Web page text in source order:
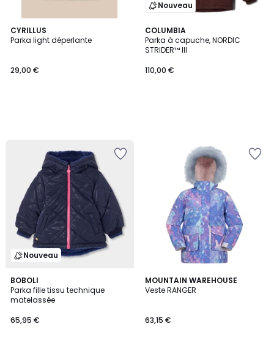
CYRILLUS
Parka light déperlante
29,00 €
Nouveau
COLUMBIA
Parka à capuche, NORDIC
STRIDER™ III
110,00 €
Nouveau
BOBOLI
Parka fille tissu technique
matelassée
65,95 €
MOUNTAIN WAREHOUSE
Veste RANGER
63,15 €
5
/